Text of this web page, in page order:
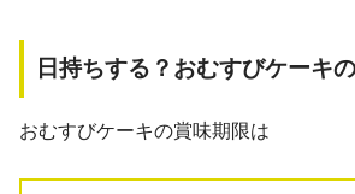
日持ちする？おむすびケーキ
おむすびケーキの賞味期限は